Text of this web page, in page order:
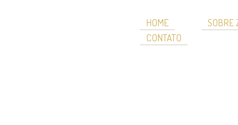
HOME SOBRE
CONTATO